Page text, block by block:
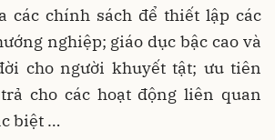
các chính sách để thiết lập các
nghiệp; giáo dục bậc cao và
cho người khuyết tật; ưu tiên
cho các hoạt động liên quan
biệt …